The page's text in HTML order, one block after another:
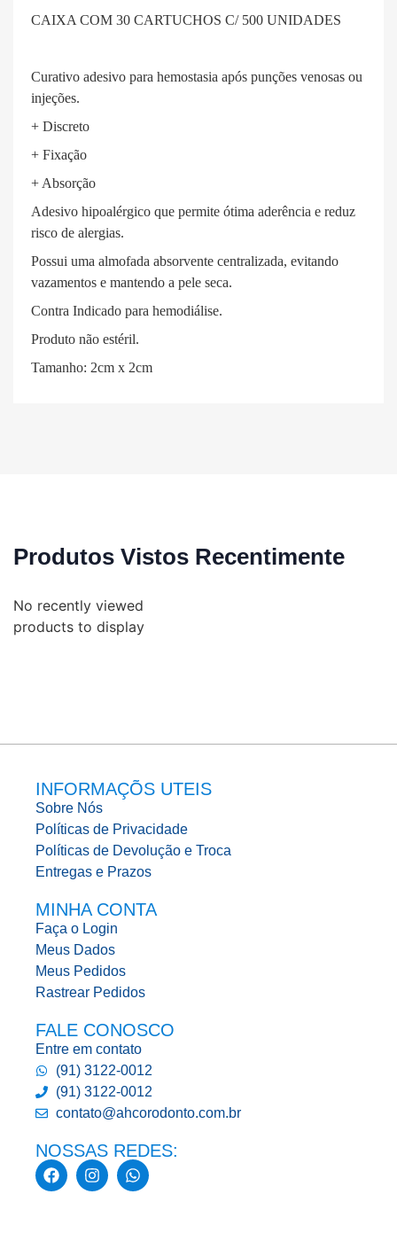
CAIXA COM 30 CARTUCHOS C/ 500 UNIDADES
Curativo adesivo para hemostasia após punções venosas ou
injeções.
+ Discreto
+ Fixação
+ Absorção
Adesivo hipoalérgico que permite ótima aderência e reduz
risco de alergias.
Possui uma almofada absorvente centralizada, evitando
vazamentos e mantendo a pele seca.
Contra Indicado para hemodiálise.
Produto não estéril.
Tamanho: 2cm x 2cm
Produtos Vistos Recentimente
No recently viewed
products to display
INFORMAÇÕS UTEIS
Sobre Nós
Políticas de Privacidade
Políticas de Devolução e Troca
Entregas e Prazos
MINHA CONTA
Faça o Login
Meus Dados
Meus Pedidos
Rastrear Pedidos
FALE CONOSCO
Entre em contato
(91) 3122-0012
(91) 3122-0012
contato@ahcorodonto.com.br
NOSSAS REDES: